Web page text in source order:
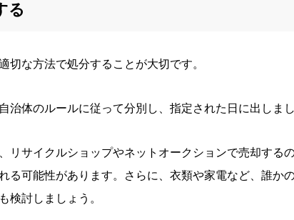
る
切な方法で処分することが大切です。
治体のルールに従って分別し、指定された日に出しまし
リサイクルショップやネットオークションで売却する
る可能性があります。さらに、衣類や家電など、誰か
検討しましょう。